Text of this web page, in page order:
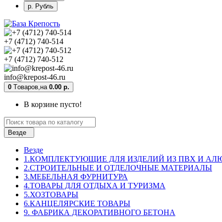
р. Рубль
+7 (4712) 740-514
+7 (4712) 740-512
info@krepost-46.ru
0 Tоваров, на 0.00 р.
В корзине пусто!
Везде
Везде
1.КОМПЛЕКТУЮЩИЕ ДЛЯ ИЗДЕЛИЙ ИЗ ПВХ И
2.СТРОИТЕЛЬНЫЕ И ОТДЕЛОЧНЫЕ МАТЕРИАЛЫ
3.МЕБЕЛЬНАЯ ФУРНИТУРА
4.ТОВАРЫ ДЛЯ ОТДЫХА И ТУРИЗМА
5.ХОЗТОВАРЫ
6.КАНЦЕЛЯРСКИЕ ТОВАРЫ
9. ФАБРИКА ДЕКОРАТИВНОГО БЕТОНА